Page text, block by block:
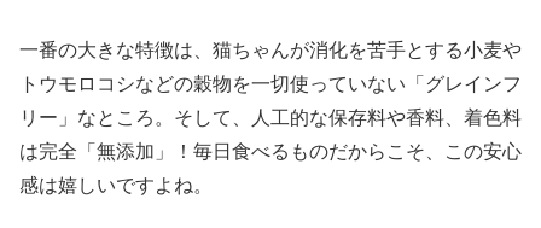
一番の大きな特徴は、猫ちゃんが消化を苦手とする小麦や
トウモロコシなどの穀物を一切使っていない「グレインフ
リー」なところ。そして、人工的な保存料や香料、着色料
は完全「無添加」！毎日食べるものだからこそ、この安心
感は嬉しいですよね。